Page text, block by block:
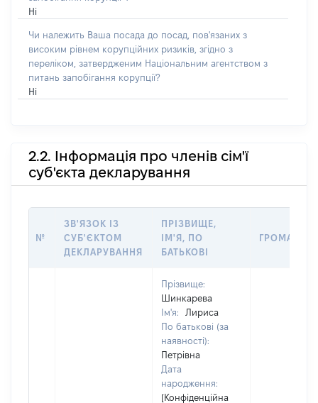
Ні
Чи належить Ваша посада до посад, пов'язаних з
високим рівнем корупційних ризиків, згідно з
переліком, затвердженим Національним агентством з
питань запобігання корупції?
Ні
2.2. Інформація про членів сім'ї
суб'єкта декларування
№
ЗВ'ЯЗОК ІЗ
СУБ'ЄКТОМ
ДЕКЛАРУВАННЯ
ПРІЗВИЩЕ,
ІМ'Я, ПО
БАТЬКОВІ
Прізвище:
Шинкарева
Ім'я:
Лириса
По батькові (за
наявності):
Петрівна
Дата
народження:
[Конфіденційна